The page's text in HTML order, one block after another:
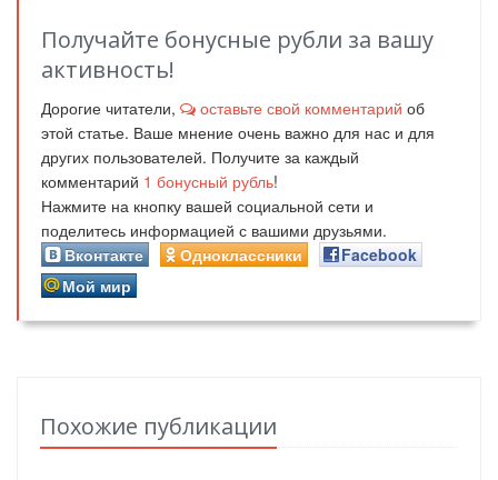
Получайте бонусные рубли за вашу
активность!
Дорогие читатели, оставьте свой комментарий об
этой статье. Ваше мнение очень важно для нас и для
других пользователей. Получите за каждый
комментарий 1 бонусный рубль!
Нажмите на кнопку вашей социальной сети и
поделитесь информацией с вашими друзьями.
Вконтакте
Одноклассники
Facebook
Мой мир
Похожие публикации